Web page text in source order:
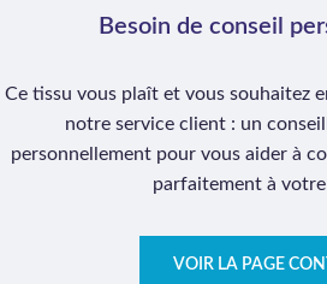
Besoin de conseil
Ce tissu vous plaît et vous souhaitez
notre service client : un
personnellement pour vous aider à
parfaitement à
VOIR LA PAGE